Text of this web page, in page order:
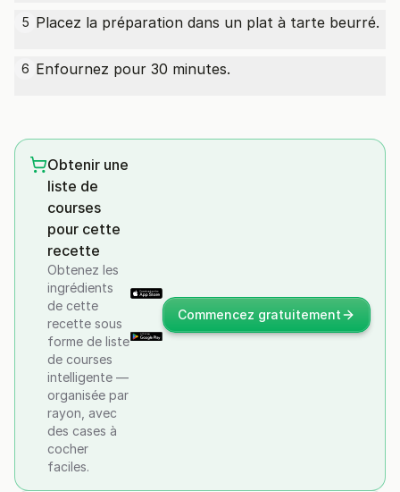
5 Placez la préparation dans un plat à tarte beurré.
6 Enfournez pour 30 minutes.
Obtenir une
liste de
courses
pour cette
recette
Obtenez les
ingrédients
de cette
recette sous
forme de liste
de courses
intelligente —
organisée par
rayon, avec
des cases à
cocher
faciles.
Commencez gratuitement